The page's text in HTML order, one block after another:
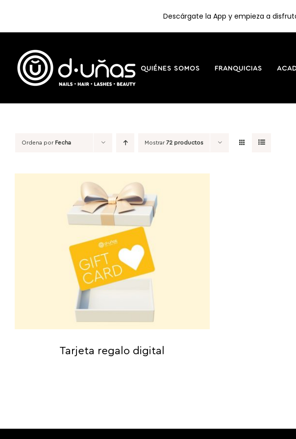
contenido
QUIÉNES SOMOS FRANQUICIAS
Ordena por Fecha Mostrar72 productos
Tarjeta regalo digital
Descárgate la App y empieza a